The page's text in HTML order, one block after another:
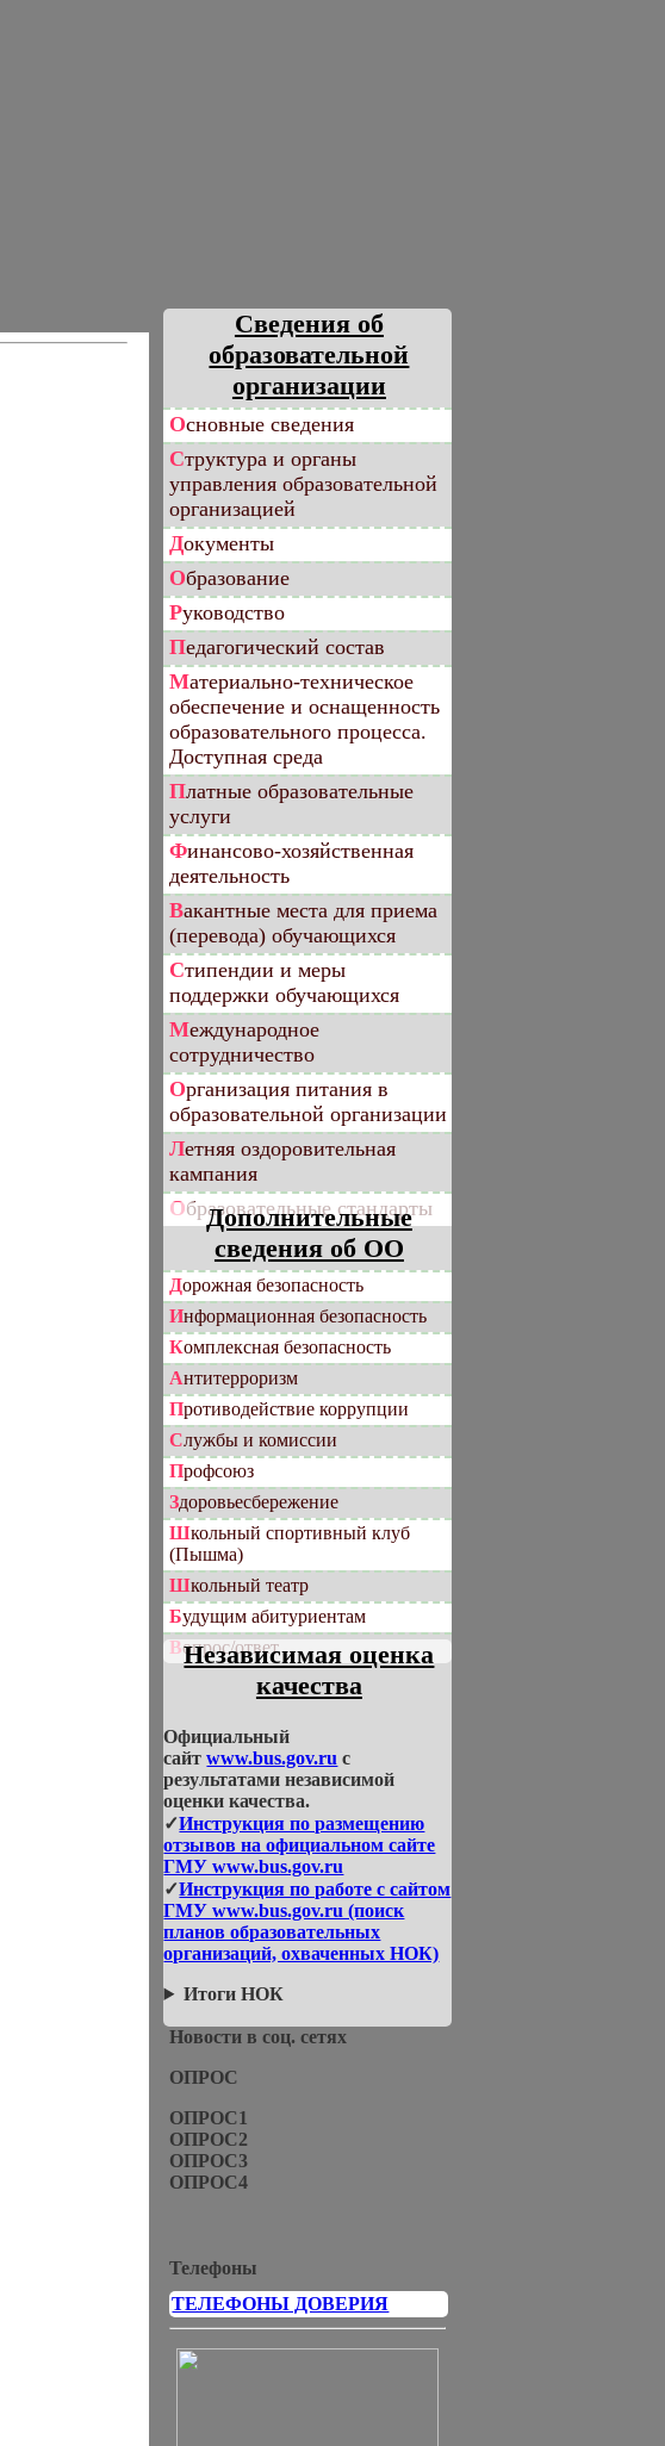
Сведения об
образовательной
организации
Основные сведения
Структура и органы
управления образовательной
организацией
Документы
Образование
Руководство
Педагогический состав
Материально-техническое
обеспечение и оснащенность
образовательного процесса.
Доступная среда
Платные образовательные
услуги
Финансово-хозяйственная
деятельность
Вакантные места для приема
(перевода) обучающихся
Стипендии и меры
поддержки обучающихся
Международное
сотрудничество
Организация питания в
образовательной организации
Летняя оздоровительная
кампания
Образовательные стандарты
Дополнительные
сведения об ОО
Дорожная безопасность
Информационная безопасность
Комплексная безопасность
Антитерроризм
Противодействие коррупции
Службы и комиссии
Профсоюз
Здоровьесбережение
Школьный спортивный клуб
(Пышма)
Школьный театр
Будущим абитуриентам
Вопрос/ответ
Независимая оценка
качества
Официальный
сайтwww.bus.gov.ru с
результатами независимой
оценки качества.
✓Инструкция по размещению
отзывов на официальном сайте
ГМУ www.bus.gov.ru
✓Инструкция по работе с сайтом
ГМУ www.bus.gov.ru (поиск
планов образовательных
организаций, охваченных НОК)
Итоги НОК
Новости в соц. сетях
ОПРОС
ОПРОС1
ОПРОС2
ОПРОС3
ОПРОС4
Телефоны
ТЕЛЕФОНЫ ДОВЕРИЯ